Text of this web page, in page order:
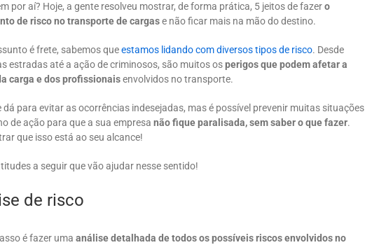
por aí? Hoje, a gente resolveu mostrar, de forma prática, 5 jeitos de fazero
de risco no transporte de cargase não ficar mais na mão do destino.
é frete, sabemos queestamos lidando com diversos tipos de risco. Desde
estradas até a ação de criminosos, são muitos osperigos que podem afetar a
carga e dos profissionaisenvolvidos no transporte.
dá para evitar as ocorrências indesejadas, mas é possível prevenir muitas situações
de ação para que a sua empresa não fique paralisada, sem saber o que fazer.
que isso está ao seu alcance!
a seguir que vão ajudar nesse sentido!
de risco
é fazer uma análise detalhada de todos os possíveis riscos envolvidos no